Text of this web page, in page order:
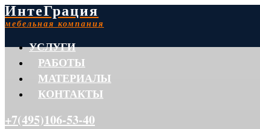
ИнтеГрация
мебельная компания
УСЛУГИ
РАБОТЫ
МАТЕРИАЛЫ
КОНТАКТЫ
+7(495)106-53-40